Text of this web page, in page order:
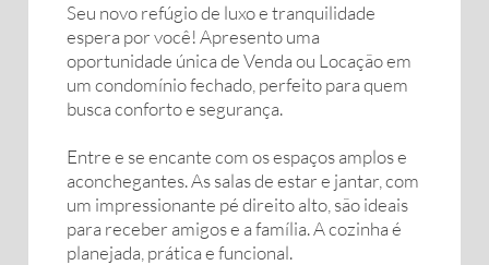
Seu novo refúgio de luxo e tranquilidade
espera por você! Apresento uma
oportunidade única de Venda ou Locação em
um condomínio fechado, perfeito para quem
busca conforto e segurança.
Entre e se encante com os espaços amplos e
aconchegantes. As salas de estar e jantar, com
um impressionante pé direito alto, são ideais
para receber amigos e a família. A cozinha é
planejada, prática e funcional.